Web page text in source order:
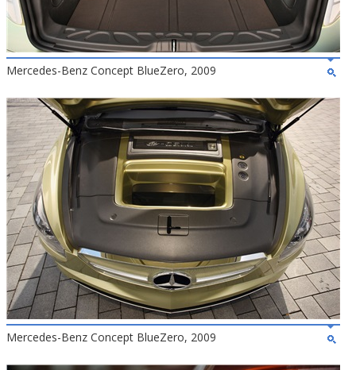
Mercedes-Benz Concept BlueZero, 2009
Mercedes-Benz Concept BlueZero, 2009